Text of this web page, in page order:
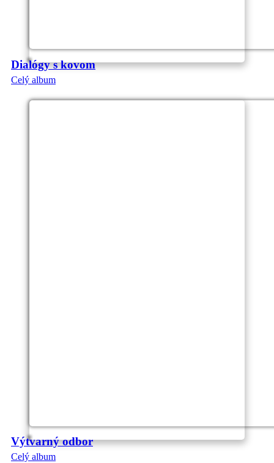
Dialógy s kovom
Celý album
Výtvarný odbor
Celý album